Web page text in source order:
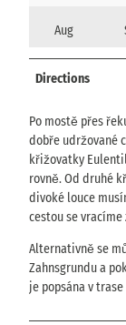
Aug
Directions
Po mostě přes
dobře udržované
křižovatky
rovně. Od druhé
divoké louce
cestou se
Alternativně se
Zahnsgrundu a
je popsána v